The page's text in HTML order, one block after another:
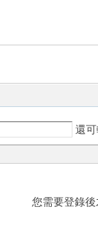
還
您需要登錄